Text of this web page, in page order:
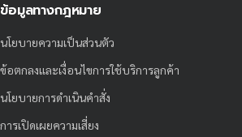
ข้อมูลทางกฎหมาย
นโยบายความเป็นส่วนตัว
ข้อตกลงและเงื่อนไขการใช้บริการลูกค้า
นโยบายการดำเนินคำสั่ง
การเปิดเผยความเสี่ยง